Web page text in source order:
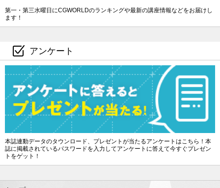
第一・第三水曜日にCGWORLDのランキングや最新の講座情報などをお届けし
ます！
アンケート
本誌連動データのタウンロード、プレゼントが当たるアンケートはこちら！本
誌に掲載されているパスワードを入力してアンケートに答えて今すぐプレゼン
トをゲット！